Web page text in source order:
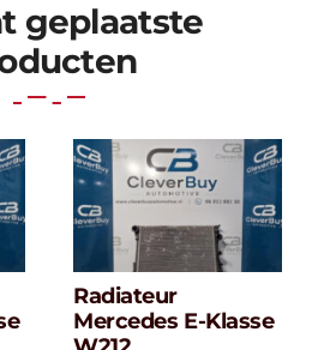
geplaatste
Radiateur
Mercedes E-
Radiateur
Mercedes E-Klasse